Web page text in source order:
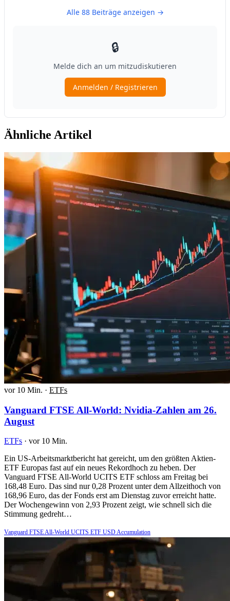
Ähnliche Artikel
vor 10 Min. · ETFs
Vanguard FTSE All-World: Nvidia-Zahlen am 26.
August
ETFs · vor 10 Min.
Ein US-Arbeitsmarktbericht hat gereicht, um den größten Aktien-
ETF Europas fast auf ein neues Rekordhoch zu heben. Der
Vanguard FTSE All-World UCITS ETF schloss am Freitag bei
168,48 Euro. Das sind nur 0,28 Prozent unter dem Allzeithoch von
168,96 Euro, das der Fonds erst am Dienstag zuvor erreicht hatte.
Der Wochengewinn von 2,93 Prozent zeigt, wie schnell sich die
Stimmung gedreht…
Vanguard FTSE All-World UCITS ETF USD Accumulation